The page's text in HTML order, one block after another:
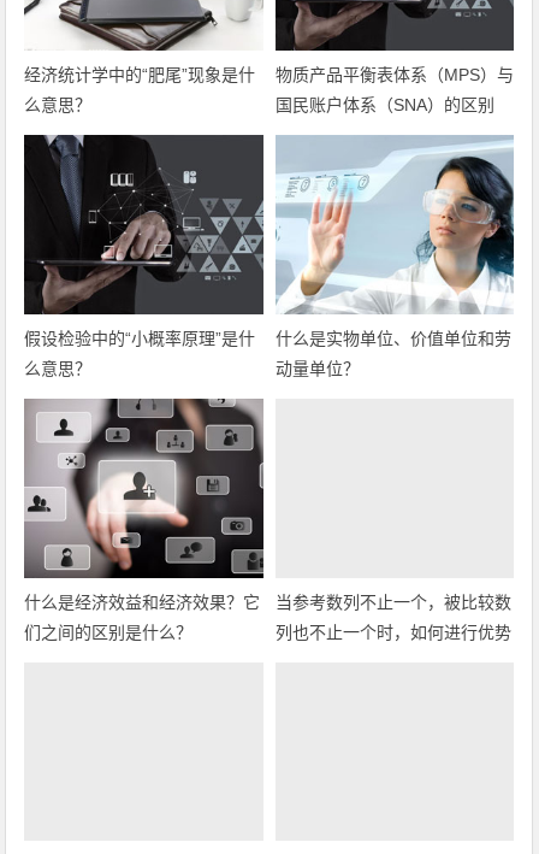
经济统计学中的“肥尾”现象是什
么意思？
物质产品平衡表体系（MPS）与
国民账户体系（SNA）的区别
假设检验中的“小概率原理”是什
么意思？
什么是实物单位、价值单位和劳
动量单位？
什么是经济效益和经济效果？它
们之间的区别是什么？
当参考数列不止一个，被比较数
列也不止一个时，如何进行优势